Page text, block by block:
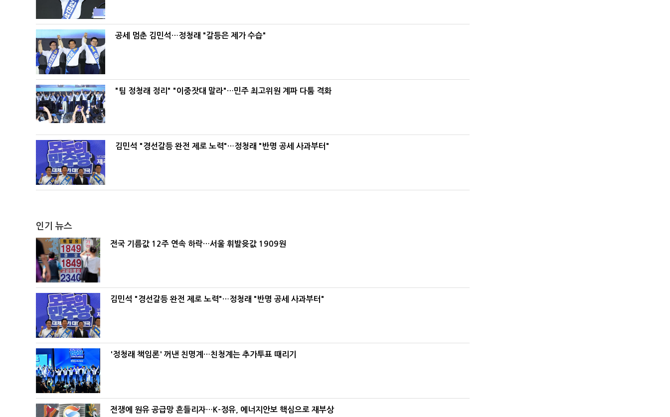
공세 멈춘 김민석…정청래 "갈등은 제가 수습"
"팀 정청래 정리" "이중잣대 말라"…민주 최고위원 계파 다툼 격화
김민석 "경선갈등 완전 제로 노력"…정청래 "반명 공세 사과부터"
인기 뉴스
전국 기름값 12주 연속 하락…서울 휘발윳값 1909원
김민석 "경선갈등 완전 제로 노력"…정청래 "반명 공세 사과부터"
'정청래 책임론' 꺼낸 친명계…친청계는 추가투표 때리기
전쟁에 원유 공급망 흔들리자…K-정유, 에너지안보 핵심으로 재부상